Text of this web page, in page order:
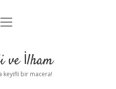
Uyarı
menüyü
ve İlham
keyifli bir macera!